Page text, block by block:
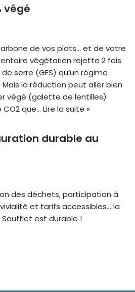
végé
de vos plats… et de votre
végétarien rejette 2 fois
serre (GES) qu’un régime
la réduction peut aller bien
végé (galette de lentilles)
que… Lire la suite »
durable au
des déchets, participation à
et tarifs accessibles… la
est durable !